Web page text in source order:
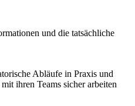
und die tatsächliche
Abläufe in Praxis und
ihren Teams sicher arbeiten